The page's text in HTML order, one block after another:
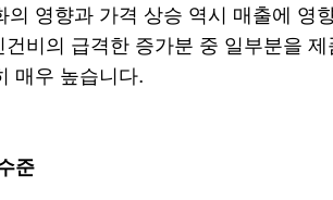
의 영향과 가격 상승 역시 매출에 영
비의 급격한 증가분 중 일부분을
매우 높습니다.
준